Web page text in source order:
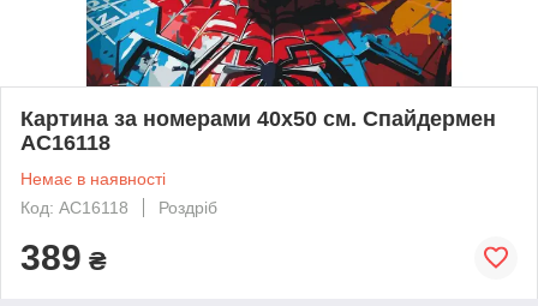
Картина за номерами 40х50 см. Спайдермен
AC16118
Немає в наявності
Код: AC16118
Роздріб
389 ₴